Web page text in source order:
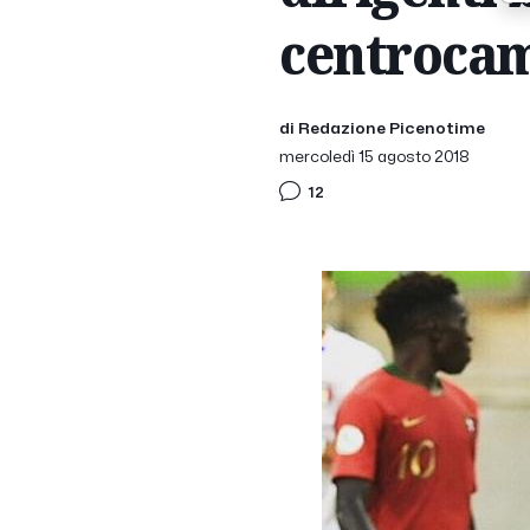
di Redazione Picenotime
mercoledì 15 agosto 2018
12